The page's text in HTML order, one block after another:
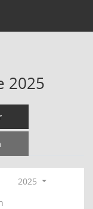
2025
2025